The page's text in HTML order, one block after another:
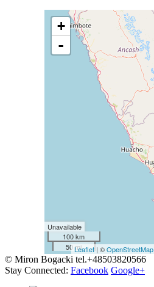
+
-
Unavailable
100 km
50 miLeaflet| ©OpenStreetMap
© Miron Bogacki tel.+48503820566
Stay Connected: Facebook Google+